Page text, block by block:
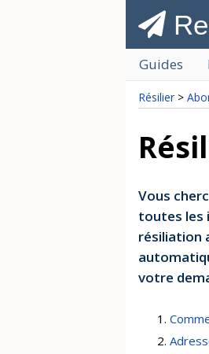
Guides
Résilier >
Vous
toutes les
résiliation
votre